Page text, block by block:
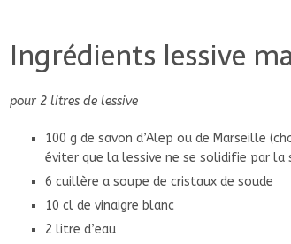
Ingrédients lessive
pour 2 litres de lessive
100 g de savon d’Alep ou de Marseille
éviter que la lessive ne se solidifie par
6 cuillère a soupe de cristaux de soude
10 cl de vinaigre blanc
2 litre d’eau